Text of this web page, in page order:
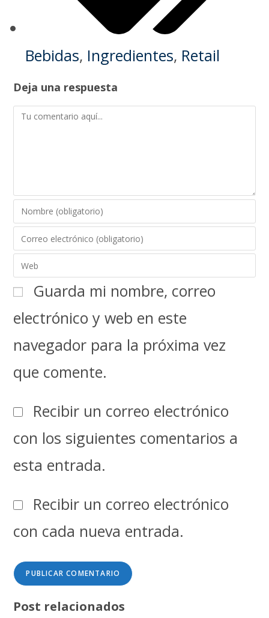
Bebidas, Ingredientes, Retail
Deja una respuesta
Guarda mi nombre, correo
electrónico y web en este
navegador para la próxima vez
que comente.
Recibir un correo electrónico
con los siguientes comentarios a
esta entrada.
Recibir un correo electrónico
con cada nueva entrada.
Post relacionados